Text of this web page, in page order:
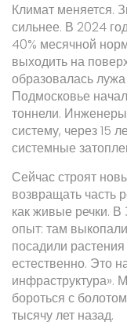
Климат меняется.
сильнее. В 2024
40% месячной
выходить на
образовалась
Подмосковье
тоннели.
систему, через 15
системные
Сейчас строят
возвращать часть
как живые речки.
опыт: там
посадили
естественно. Это
инфраструктура».
бороться с
тысячу лет назад.